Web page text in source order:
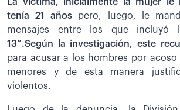
tenía 21 años pero, luego, le
mensajes entre los que incluyó
13”.Según la investigación, este
para acusar a los hombres por acoso
menores y de esta manera
violentos.